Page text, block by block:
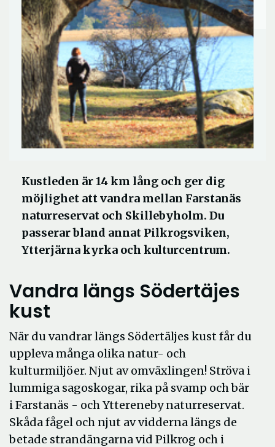
Kustleden är 14 km lång och ger dig
möjlighet att vandra mellan Farstanäs
naturreservat och Skillebyholm. Du
passerar bland annat Pilkrogsviken,
Ytterjärna kyrka och kulturcentrum.
Vandra längs Södertäjes
kust
När du vandrar längs Södertäljes kust får du
uppleva många olika natur- och
kulturmiljöer. Njut av omväxlingen! Ströva i
lummiga sagoskogar, rika på svamp och bär
i Farstanäs - och Yttereneby naturreservat.
Skåda fågel och njut av vidderna längs de
betade strandängarna vid Pilkrog och i